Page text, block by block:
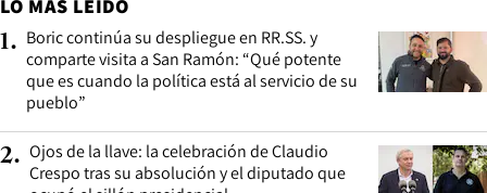
LO MÁS LEÍDO
1. Boric continúa su despliegue en RR.SS. y
comparte visita a San Ramón: “Qué potente
que es cuando la política está al servicio de su
pueblo”
2. Ojos de la llave: la celebración de Claudio
Crespo tras su absolución y el diputado que